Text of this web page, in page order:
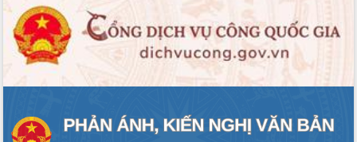
với Tập đoàn Bưu chính Viễn thông
Việt Nam
Thứ trưởng Bộ Y tế làm việc với tỉnh
Đắk Lắk về phát triển nhân lực y tế
du khách thông qua Hệ thống cơ sở dữ
liệu và Bản đồ số